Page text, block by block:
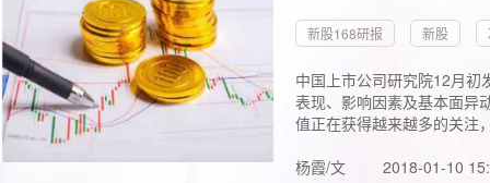
新股168研报 新股
中国上市公司研究院12月初
表现、影响因素及基本面异
值正在获得越来越多的关注
杨霞/文
2018-01-10